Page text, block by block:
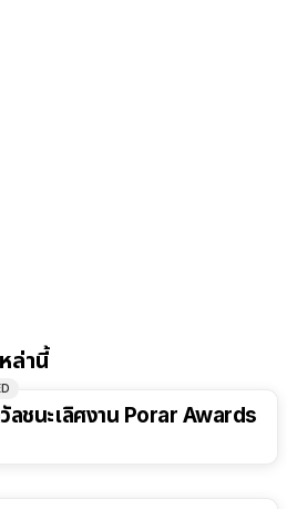
ล่านี้
ลชนะเลิศงาน Porar Awards